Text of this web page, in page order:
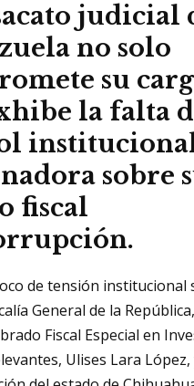
judicial
no solo
su
la falta
sobre
fiscal
de tensión institucional
General de la
Fiscal Especial en
Ulises Lara López,